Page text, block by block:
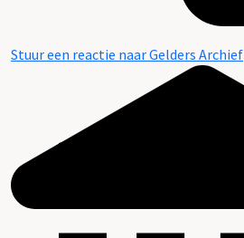
Stuur een reactie naar Gelders Archief